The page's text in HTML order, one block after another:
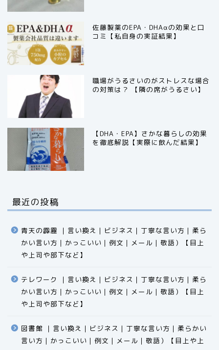
佐藤製薬のEPA・DHAαの効果と口
コミ【私自身の実証結果】
職場がうるさいのがストレスな場合
の対策は？ 【隣の席がうるさい】
【DHA・EPA】さかな暮らしの効果
を徹底解説【実際に飲んだ結果】
最近の投稿
青天の霹靂 ｜言い換え｜ビジネス｜丁寧な言い方｜柔ら
かい言い方｜かっこいい｜例文｜メール｜敬語）【目上
や上司や部下など】​​​​​​​​​​​​​​​​
テレワーク ｜言い換え｜ビジネス｜丁寧な言い方｜柔ら
かい言い方｜かっこいい｜例文｜メール｜敬語）【目上
や上司や部下など】​​​​​​​​​​​​​​​​
図書館 ｜言い換え｜ビジネス｜丁寧な言い方｜柔らかい
言い方｜かっこいい｜例文｜メール｜敬語）【目上や上
食品
科学